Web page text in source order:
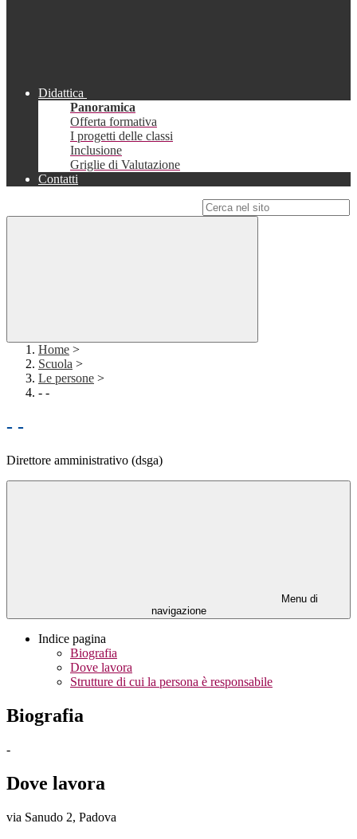
Didattica
Panoramica
Offerta formativa
I progetti delle classi
Inclusione
Griglie di Valutazione
Contatti
Home >
Scuola >
Le persone >
- -
- -
Direttore amministrativo (dsga)
Menu di
navigazione
Indice pagina
Biografia
Dove lavora
Strutture di cui la persona è responsabile
Biografia
-
Dove lavora
via Sanudo 2, Padova